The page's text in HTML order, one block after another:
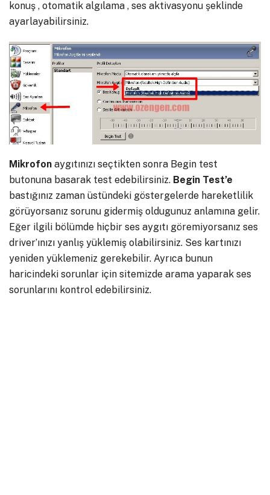
konuş , otomatik algılama , ses aktivasyonu şeklinde
ayarlayabilirsiniz.
Mikrofon aygıtınızı seçtikten sonra Begin test
butonuna basarak test edebilirsiniz. Begin Test’e
bastığınız zaman üstündeki göstergelerde hareketlilik
görüyorsanız sorunu gidermiş oldugunuz anlamına gelir.
Eğer ilgili bölümde hiçbir ses aygıtı göremiyorsanız ses
driver’ınızı yanlış yüklemiş olabilirsiniz. Ses kartınızı
yeniden yüklemeniz gerekebilir. Ayrıca bunun
haricindeki sorunlar için sitemizde arama yaparak ses
sorunlarını kontrol edebilirsiniz.